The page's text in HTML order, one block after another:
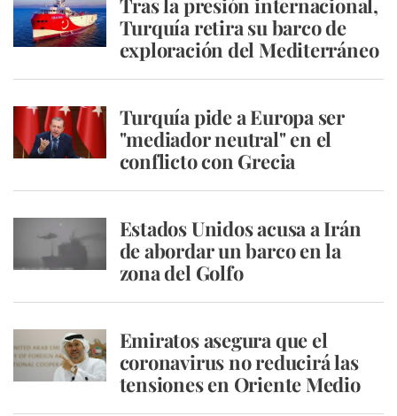
Tras la presión internacional,
Turquía retira su barco de
exploración del Mediterráneo
Turquía pide a Europa ser
"mediador neutral" en el
conflicto con Grecia
Estados Unidos acusa a Irán
de abordar un barco en la
zona del Golfo
Emiratos asegura que el
coronavirus no reducirá las
tensiones en Oriente Medio